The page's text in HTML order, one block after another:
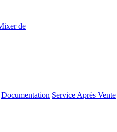
Documentation Service Après Vente